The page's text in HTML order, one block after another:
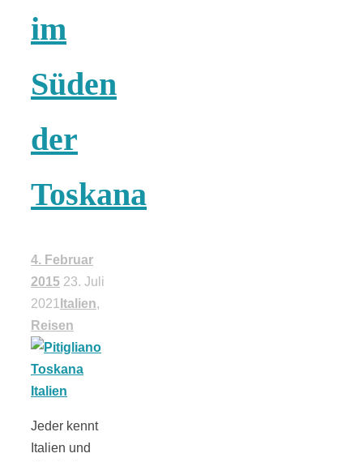
im
Süden
der
Toskana
4. Februar
2015 23. Juli
2021 Italien,
Reisen
Jeder kennt
Italien und